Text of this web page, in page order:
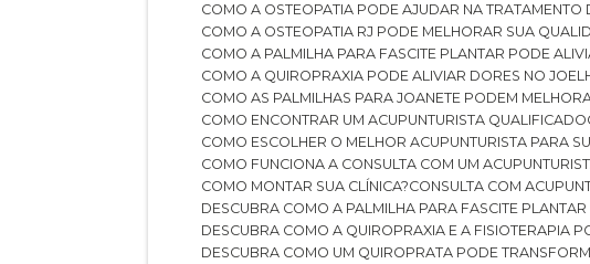
COMO A OSTEOPATIA PODE AJUDAR NA TRATAMENTO
COMO A OSTEOPATIA RJ PODE MELHORAR SUA
COMO A PALMILHA PARA FASCITE PLANTAR PODE
COMO A QUIROPRAXIA PODE ALIVIAR DORES NO
COMO AS PALMILHAS PARA JOANETE PODEM
COMO ENCONTRAR UM ACUPUNTURISTA QUALIFICADO
COMO ESCOLHER O MELHOR ACUPUNTURISTA PARA
COMO FUNCIONA A CONSULTA COM UM
COMO MONTAR SUA CLÍNICA?
CONSULTA COM
DESCUBRA COMO A PALMILHA PARA FASCITE
DESCUBRA COMO A QUIROPRAXIA E A FISIOTERAPIA
DESCUBRA COMO UM QUIROPRATA PODE